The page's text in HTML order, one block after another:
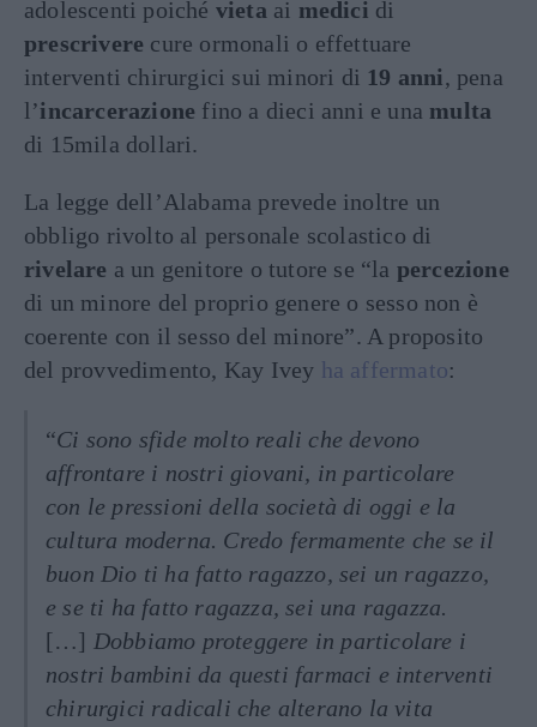
adolescenti poiché vieta ai medici di
prescrivere cure ormonali o effettuare
interventi chirurgici sui minori di 19 anni, pena
l’incarcerazione fino a dieci anni e una multa
di 15mila dollari.
La legge dell’Alabama prevede inoltre un
obbligo rivolto al personale scolastico di
rivelare a un genitore o tutore se “la percezione
di un minore del proprio genere o sesso non è
coerente con il sesso del minore”. A proposito
del provvedimento, Kay Ivey ha affermato:
“Ci sono sfide molto reali che devono
affrontare i nostri giovani, in particolare
con le pressioni della società di oggi e la
cultura moderna. Credo fermamente che se il
buon Dio ti ha fatto ragazzo, sei un ragazzo,
e se ti ha fatto ragazza, sei una ragazza.
[…] Dobbiamo proteggere in particolare i
nostri bambini da questi farmaci e interventi
chirurgici radicali che alterano la vita